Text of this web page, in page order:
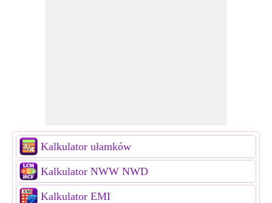
Kalkulator ułamków
Kalkulator NWW NWD
Kalkulator EMI